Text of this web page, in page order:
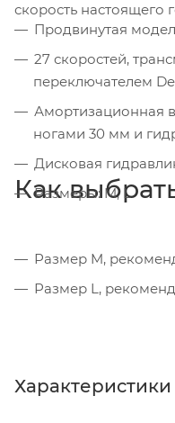
скорость настоящего
Продвинутая
27 скоростей,
переключателем
Амортизационная
ногами 30 мм и
Дисковая
Размеры: M, L
Как
Размер M,
Размер L,
Характеристики